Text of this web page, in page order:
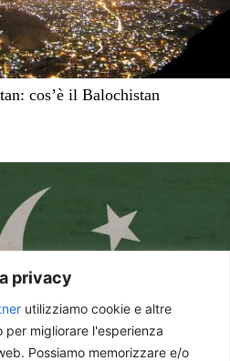
privacy
utilizziamo cookie e altre
migliorare l'esperienza
Possiamo memorizzare e/o
cos’è il Balochistan